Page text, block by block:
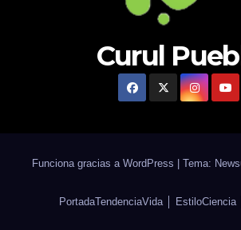
Curul
Funciona gracias a WordPress Tema:
PortadaTendenciaVida │ EstiloCiencia